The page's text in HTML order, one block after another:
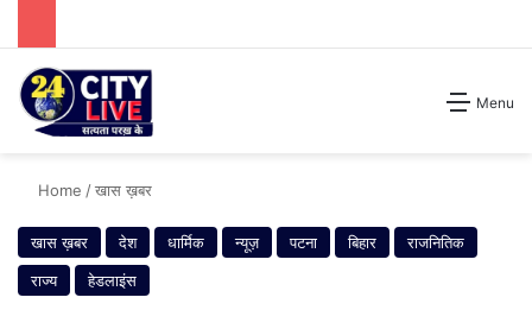
Menu
Search for
Home /खास ख़बर
खास ख़बर देश धार्मिक न्यूज़ पटना बिहार
राजनितिक
राज्य
हेडलाइंस